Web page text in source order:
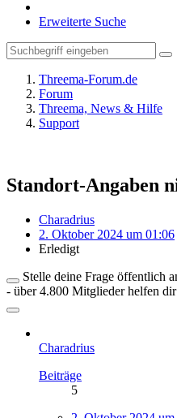
Erweiterte Suche
Threema-Forum.de
Forum
Threema, News & Hilfe
Support
Standort-Angaben
Charadrius
2. Oktober 2024 um 01:06
Erledigt
Stelle deine Frage öffentlich
- über 4.800 Mitglieder helfen
Charadrius
Beiträge
5